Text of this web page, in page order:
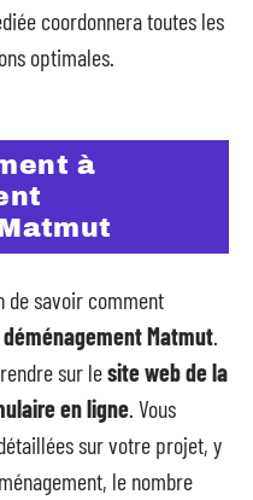
coordonnera toutes les
optimales.
à
de savoir comment
Matmut
sur lesite web de la
en ligne . Vous
sur votre projet, y
le nombre